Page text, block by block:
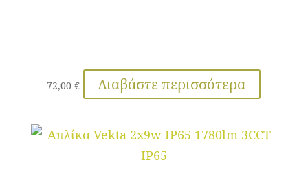
72,00€ Διαβάστε περισσότερα